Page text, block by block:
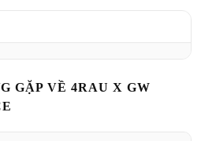
GẶP VỀ 4RAU X GW